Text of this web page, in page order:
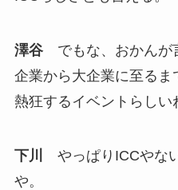
澤谷でもな、おかんが
企業から大企業に至る
熱狂するイベントらしい
下川
やっぱりICCやな
や。